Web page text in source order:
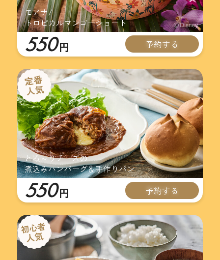
モアナ/
トロピカルマンゴーショート
550 円 予約する
とろ～りチーズの
煮込みハンバーグ＆手作りパン
550 円 予約する